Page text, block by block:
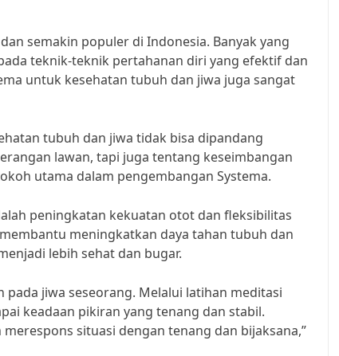
semakin populer di Indonesia. Banyak yang
teknik-teknik pertahanan diri yang efektif dan
untuk kesehatan tubuh dan jiwa juga sangat
tubuh dan jiwa tidak bisa dipandang
lawan, tapi juga tentang keseimbangan
utama dalam pengembangan Systema.
peningkatan kekuatan otot dan fleksibilitas
meningkatkan daya tahan tubuh dan
lebih sehat dan bugar.
pada jiwa seseorang. Melalui latihan meditasi
keadaan pikiran yang tenang dan stabil.
situasi dengan tenang dan bijaksana,”